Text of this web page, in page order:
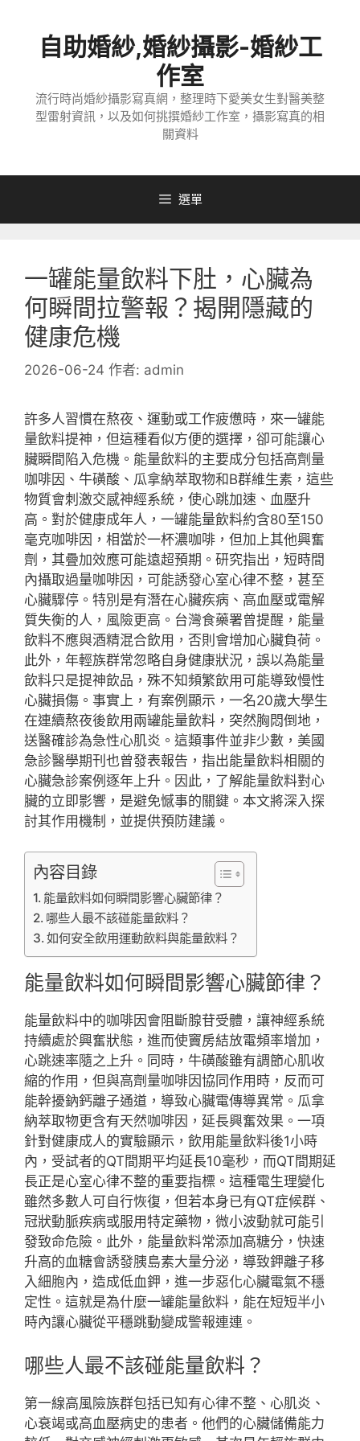
自助婚紗,婚紗攝影-婚紗工
作室
流行時尚婚紗攝影寫真網，整理時下愛美女生對醫美整
型雷射資訊，以及如何挑撰婚紗工作室，攝影寫真的相
關資料
選單
一罐能量飲料下肚，心臟為
何瞬間拉警報？揭開隱藏的
健康危機
2026-06-24 作者: admin
許多人習慣在熬夜、運動或工作疲憊時，來一罐能
量飲料提神，但這種看似方便的選擇，卻可能讓心
臟瞬間陷入危機。能量飲料的主要成分包括高劑量
咖啡因、牛磺酸、瓜拿納萃取物和B群維生素，這些
物質會刺激交感神經系統，使心跳加速、血壓升
高。對於健康成年人，一罐能量飲料約含80至150
毫克咖啡因，相當於一杯濃咖啡，但加上其他興奮
劑，其疊加效應可能遠超預期。研究指出，短時間
內攝取過量咖啡因，可能誘發心室心律不整，甚至
心臟驟停。特別是有潛在心臟疾病、高血壓或電解
質失衡的人，風險更高。台灣食藥署曾提醒，能量
飲料不應與酒精混合飲用，否則會增加心臟負荷。
此外，年輕族群常忽略自身健康狀況，誤以為能量
飲料只是提神飲品，殊不知頻繁飲用可能導致慢性
心臟損傷。事實上，有案例顯示，一名20歲大學生
在連續熬夜後飲用兩罐能量飲料，突然胸悶倒地，
送醫確診為急性心肌炎。這類事件並非少數，美國
急診醫學期刊也曾發表報告，指出能量飲料相關的
心臟急診案例逐年上升。因此，了解能量飲料對心
臟的立即影響，是避免憾事的關鍵。本文將深入探
討其作用機制，並提供預防建議。
內容目錄
能量飲料如何瞬間影響心臟節律？
哪些人最不該碰能量飲料？
如何安全飲用運動飲料與能量飲料？
能量飲料如何瞬間影響心臟節律？
能量飲料中的咖啡因會阻斷腺苷受體，讓神經系統
持續處於興奮狀態，進而使竇房結放電頻率增加，
心跳速率隨之上升。同時，牛磺酸雖有調節心肌收
縮的作用，但與高劑量咖啡因協同作用時，反而可
能幹擾鈉鈣離子通道，導致心臟電傳導異常。瓜拿
納萃取物更含有天然咖啡因，延長興奮效果。一項
針對健康成人的實驗顯示，飲用能量飲料後1小時
內，受試者的QT間期平均延長10毫秒，而QT間期延
長正是心室心律不整的重要指標。這種電生理變化
雖然多數人可自行恢復，但若本身已有QT症候群、
冠狀動脈疾病或服用特定藥物，微小波動就可能引
發致命危險。此外，能量飲料常添加高糖分，快速
升高的血糖會誘發胰島素大量分泌，導致鉀離子移
入細胞內，造成低血鉀，進一步惡化心臟電氣不穩
定性。這就是為什麼一罐能量飲料，能在短短半小
時內讓心臟從平穩跳動變成警報連連。
哪些人最不該碰能量飲料？
第一線高風險族群包括已知有心律不整、心肌炎、
心衰竭或高血壓病史的患者。他們的心臟儲備能力